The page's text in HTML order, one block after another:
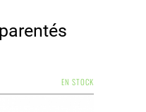
EN STOCK